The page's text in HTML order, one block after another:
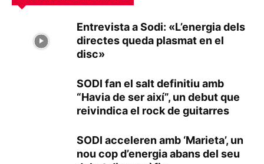
Entrevista a Sodi: «L’energia dels
directes queda plasmat en el
disc»
SODI fan el salt definitiu amb
“Havia de ser així”, un debut que
reivindica el rock de guitarres
SODI acceleren amb ‘Marieta’, un
nou cop d’energia abans del seu